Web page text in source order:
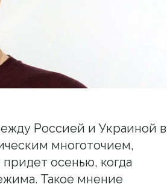
Россией и Украиной в
многоточием,
осенью, когда
Такое мнение